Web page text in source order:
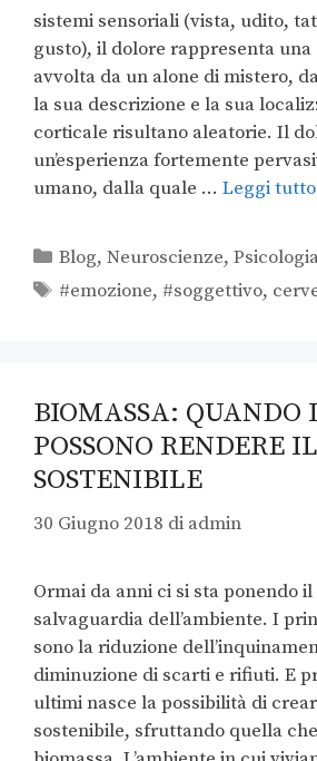
sistemi sensoriali (vista, udito,
gusto), il dolore rappresenta una
avvolta da un alone di mistero,
la sua descrizione e la sua
corticale risultano aleatorie. Il
un’esperienza fortemente
umano, dalla quale … Leggi tutto
Blog,Neuroscienze,
#emozione, #soggettivo,
BIOMASSA: QUANDO
POSSONO RENDERE
SOSTENIBILE
30 Giugno 2018 di admin
Ormai da anni ci si sta ponendo
salvaguardia dell’ambiente. I
sono la riduzione
diminuzione di scarti e rifiuti. E
ultimi nasce la possibilità di
sostenibile, sfruttando quella